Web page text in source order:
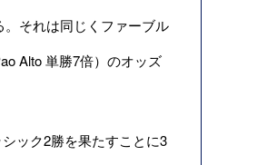
それは同じくファーブル
Alto 単勝7倍）のオッズ
ック2勝を果たすことに3